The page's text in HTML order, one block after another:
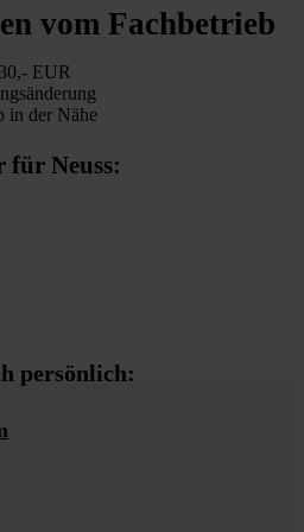
vom Fachbetrieb
EUR
in der Nähe
Neuss:
persönlich: